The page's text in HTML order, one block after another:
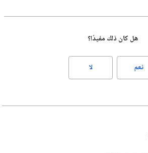
هل كان ذلك مفيدًا؟
نعم لا